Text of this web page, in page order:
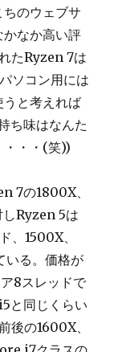
のウェブサ
なか高い評
たRyzen 7は
ソコン用には
と考えれば
ち味はなんた
・・・(笑))
7の1800X、
Ryzen 5は
、1500X、
いる。価格が
8スレッドで
と同じくらい
後の1600X、